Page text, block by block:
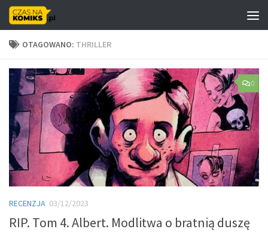
Skip to content
OTAGOWANO: THRILLER
0
RECENZJA 03/12/2023
RIP. Tom 4. Albert. Modlitwa o bratnią duszę